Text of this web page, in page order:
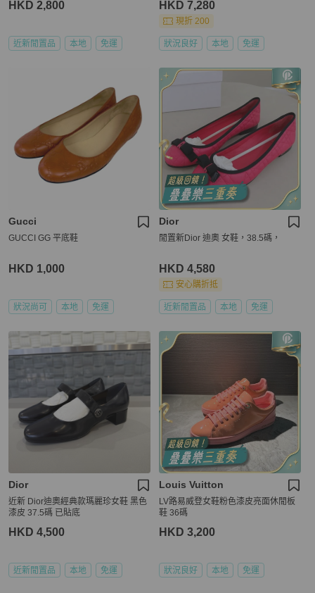
HKD 2,800
近新閒置品 本地 免運
HKD 7,280
現折 200
狀況良好 本地 免運
Gucci
GUCCI GG 平底鞋
HKD 1,000
狀況尚可 本地 免運
Dior
閒置新Dior 迪奧 女鞋，38.5碼，
HKD 4,580
安心購折抵
近新閒置品 本地 免運
Dior
近新 Dior迪奧經典款瑪麗珍女鞋 黑色
漆皮 37.5碼 已貼底
HKD 4,500
近新閒置品 本地 免運
Louis Vuitton
LV路易威登女鞋粉色漆皮亮面休閒板
鞋 36碼
HKD 3,200
狀況良好 本地 免運